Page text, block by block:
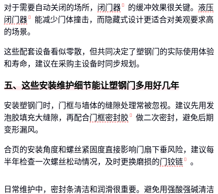
对于需要自动关闭的场所， 闭门器 的缓冲效果很关键。 液压
闭门器
能减少门体撞击，而隐藏式设计更适合对美观要求高
的场景。
这些配套设备看似零散，但共同决定了塑钢门的实际使用体验
和寿命，建议在采购主设备时同步规划。
五、这些安装维护细节能让塑钢门多用好几年
安装塑钢门时，门框与墙体的缝隙处理常被忽视。建议先用发
泡胶填充大缝隙，再配合门框密封胶
做二次密封，避免后期
变形漏风。
合页的安装角度和螺丝紧固度直接影响门扇下垂风险，建议每
半年检查一次螺丝松动情况，及时更换磨损的门铰链 。
日常维护中，密封条清洁和润滑很重要。避免用强酸强碱清洁